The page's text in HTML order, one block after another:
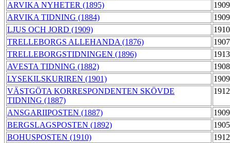
ARVIKA NYHETER (1895)
ARVIKA TIDNING (1884)
LJUS OCH JORD (1909)
TRELLEBORGS ALLEHANDA (1876)
TRELLEBORGSTIDNINGEN (1896)
AVESTA TIDNING (1882)
LYSEKILSKURIREN (1901)
VÄSTGÖTA KORRESPONDENTEN SKÖVDE
TIDNING (1887)
ANSGARIIPOSTEN (1887)
BERGSLAGSPOSTEN (1892)
BOHUSPOSTEN (1910)